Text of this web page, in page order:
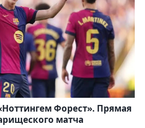
Форест». Прямая
матча